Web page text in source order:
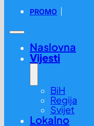
PROMO
Naslovna
Vijesti
BiH
Regija
Svijet
Lokalno